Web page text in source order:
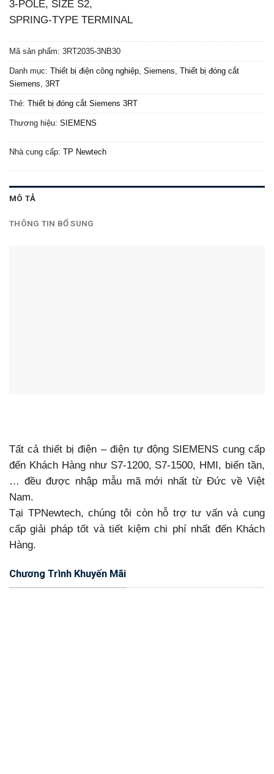
3-POLE, SIZE S2,
SPRING-TYPE TERMINAL
Mã sản phẩm: 3RT2035-3NB30
Danh mục: Thiết bị điện công nghiệp, Siemens, Thiết bị đóng cắt
Siemens, 3RT
Thẻ: Thiết bị đóng cắt Siemens 3RT
Thương hiệu: SIEMENS
Nhà cung cấp: TP Newtech
MÔ TẢ
THÔNG TIN BỔ SUNG
Tất cả thiết bị điện – điện tự động SIEMENS cung cấp
đến Khách Hàng như S7-1200, S7-1500, HMI, biến tần,
… đều được nhập mẫu mã mới nhất từ Đức về Việt
Nam.
Tại TPNewtech, chúng tôi còn hỗ trợ tư vấn và cung
cấp giải pháp tốt và tiết kiệm chi phí nhất đến Khách
Hàng.
Chương Trình Khuyến Mãi